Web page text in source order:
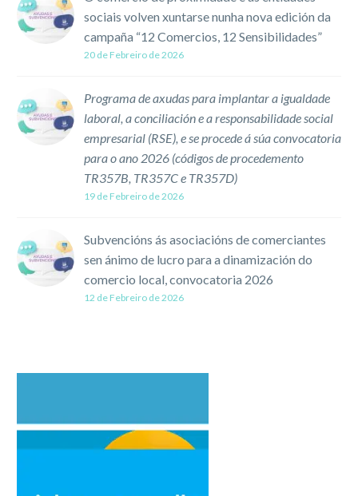
municipal, participou esta
sociais volven xuntarse nunha nova edición da
campaña “12 Comercios, 12 Sensibilidades”
20 de Febreiro de 2026
Programa de axudas para implantar a igualdade
laboral, a conciliación e a responsabilidade social
empresarial (RSE), e se procede á súa convocatoria
para o ano 2026 (códigos de procedemento
TR357B, TR357C e TR357D)
19 de Febreiro de 2026
Subvencións ás asociacións de comerciantes
sen ánimo de lucro para a dinamización do
comercio local, convocatoria 2026
12 de Febreiro de 2026